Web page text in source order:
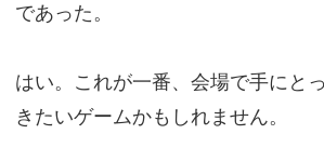
であった。
はい。これが一番、会場で手にと
きたいゲームかもしれません。